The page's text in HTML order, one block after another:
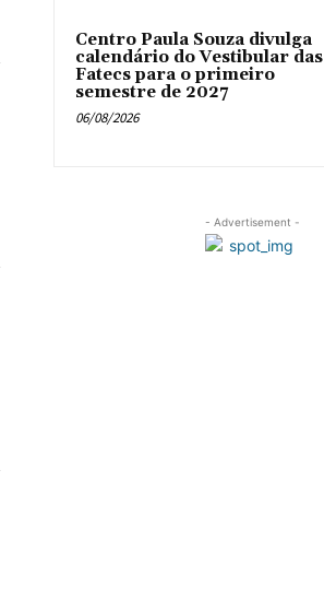
Centro Paula Souza divulga
calendário do Vestibular das
Fatecs para o primeiro
semestre de 2027
06/08/2026
- Advertisement -